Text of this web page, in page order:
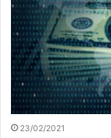
23/02/2021